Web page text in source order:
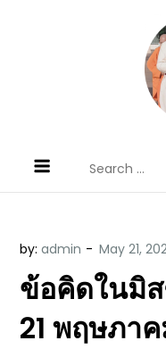
ประทานพร
for:
by:admin
ข้อคิดในมิ
21 พฤษภา